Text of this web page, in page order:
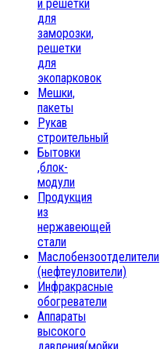
и решетки
для
заморозки,
решетки
для
экопарковок
Мешки,
пакеты
Рукав
строительный
Бытовки
,блок-
модули
Продукция
из
нержавеющей
стали
Маслобензоотделители
(нефтеуловители)
Инфракрасные
обогреватели
Аппараты
высокого